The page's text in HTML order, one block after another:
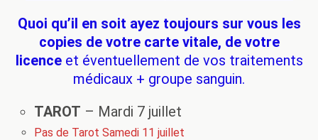
Quoi qu’il en soit ayez toujours sur vous les
copies de votre carte vitale, de votre
licenceet éventuellement de vos traitements
médicaux + groupe sanguin.
TAROT – Mardi 7 juillet
Pas de Tarot Samedi 11 juillet